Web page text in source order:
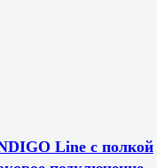
Line с полкой